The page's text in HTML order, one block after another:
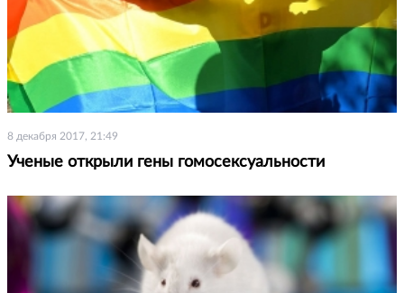
8 декабря 2017, 21:49
Ученые открыли гены гомосексуальности